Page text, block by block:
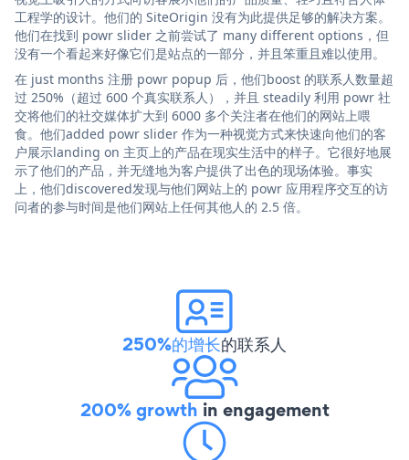
工程学的设计。他们的 SiteOrigin 没有为此提供足够的解决方案。
他们在找到 powr slider 之前尝试了 many different options，但
没有一个看起来好像它们是站点的一部分，并且笨重且难以使用。
在 just months 注册 powr popup 后，他们boost 的联系人数量超
过 250%（超过 600 个真实联系人），并且 steadily 利用 powr 社
交将他们的社交媒体扩大到 6000 多个关注者在他们的网站上喂
食。他们added powr slider 作为一种视觉方式来快速向他们的客
户展示landing on 主页上的产品在现实生活中的样子。它很好地展
示了他们的产品，并无缝地为客户提供了出色的现场体验。事实
上，他们discovered发现与他们网站上的 powr 应用程序交互的访
问者的参与时间是他们网站上任何其他人的 2.5 倍。
250%的增长的联系人
200% growth in engagement